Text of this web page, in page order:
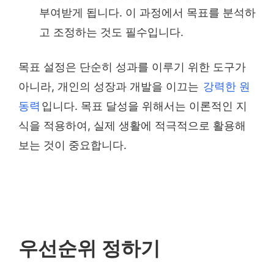
부여받게 됩니다. 이 과정에서 목표를 분석하
고 조정하는 것도 필수입니다.
목표 설정은 단순히 성과를 이루기 위한 도구가
아니라, 개인의 성장과 개발을 이끄는 강력한 원
동력 입니다. 목표 달성을 위해서는 이론적인 지
식을 적용하여, 실제 생활에 적극적으로 활용해
보는 것이 중요합니다.
우선순위 정하기